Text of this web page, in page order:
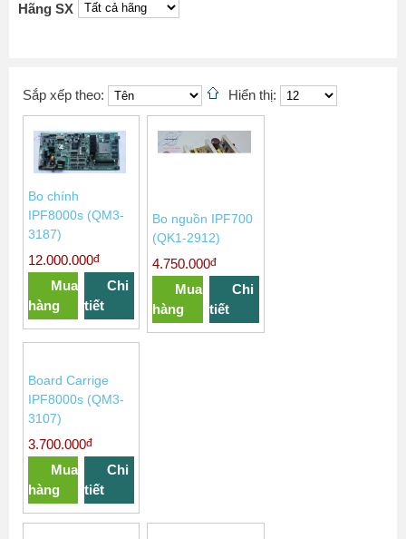
Hãng SX
Sắp xếp theo: Hiển thị:
Bo chính
IPF8000s (QM3-
3187)
12.000.000đ
Mua
hàng
Chi
tiết
Bo nguồn IPF700
(QK1-2912)
4.750.000đ
Mua
hàng
Chi
tiết
IPF8000s (QM3-
3107)
3.700.000đ
Mua
Chi